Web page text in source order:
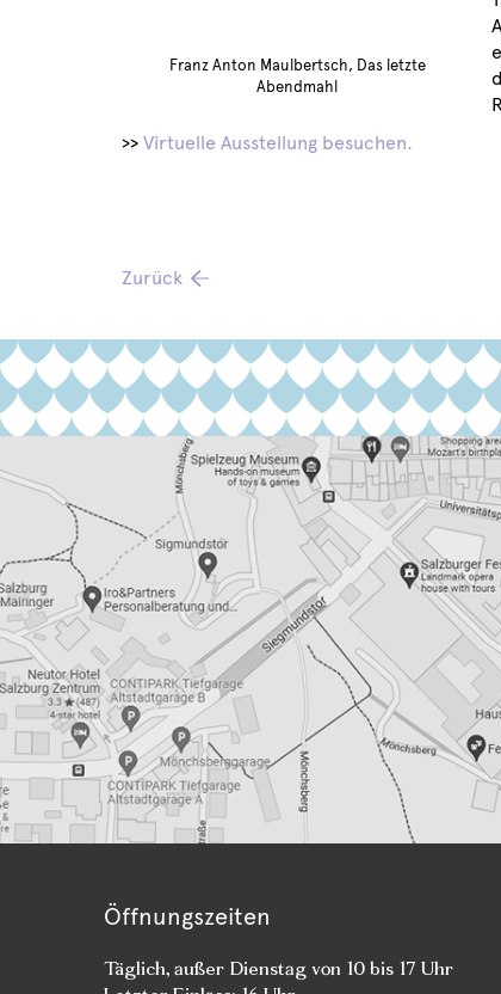
Franz Anton Maulbertsch, Das letzte
Abendmahl
>> Virtuelle Ausstellung besuchen.
Zurück
Öffnungszeiten
Täglich, außer Dienstag von 10 bis 17 Uhr